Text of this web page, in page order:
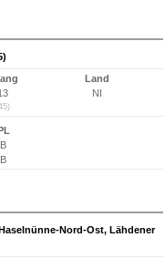
Land
NI
Nord-Ost, Lähdener